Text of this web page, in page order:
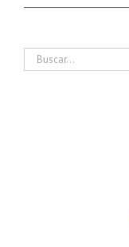
Buscar: